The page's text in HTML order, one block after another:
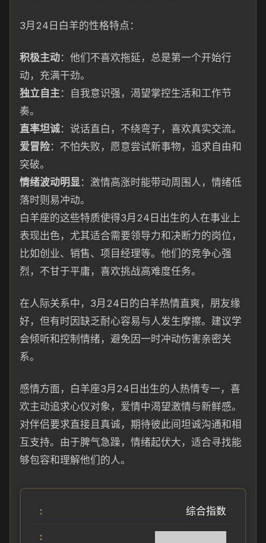
3月24日白羊的性格特点：
积极主动：他们不喜欢拖延，总是第一个开始行
动，充满干劲。
独立自主：自我意识强，渴望掌控生活和工作节
奏。
直率坦诚：说话直白，不绕弯子，喜欢真实交流。
爱冒险：不怕失败，愿意尝试新事物，追求自由和
突破。
情绪波动明显：激情高涨时能带动周围人，情绪低
落时则易冲动。
白羊座的这些特质使得3月24日出生的人在事业上
表现出色，尤其适合需要领导力和决断力的岗位，
比如创业、销售、项目经理等。他们的竞争心强
烈，不甘于平庸，喜欢挑战高难度任务。
在人际关系中，3月24日的白羊热情直爽，朋友缘
好，但有时因缺乏耐心容易与人发生摩擦。建议学
会倾听和控制情绪，避免因一时冲动伤害亲密关
系。
感情方面，白羊座3月24日出生的人热情专一，喜
欢主动追求心仪对象，爱情中渴望激情与新鲜感。
对伴侣要求直接且真诚，期待彼此间坦诚沟通和相
互支持。由于脾气急躁，情绪起伏大，适合寻找能
够包容和理解他们的人。
综合指数